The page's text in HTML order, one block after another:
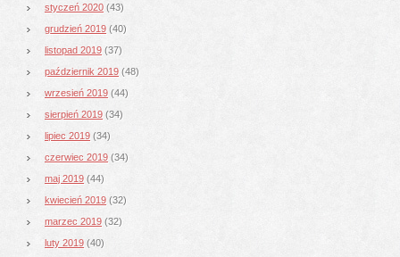
styczeń 2020 (43)
grudzień 2019 (40)
listopad 2019 (37)
październik 2019 (48)
wrzesień 2019 (44)
sierpień 2019 (34)
lipiec 2019 (34)
czerwiec 2019 (34)
maj 2019 (44)
kwiecień 2019 (32)
marzec 2019 (32)
luty 2019 (40)